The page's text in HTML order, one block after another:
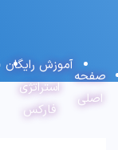
صفحه
اصلی
آموزش رایگان
استراتژی
فارکس